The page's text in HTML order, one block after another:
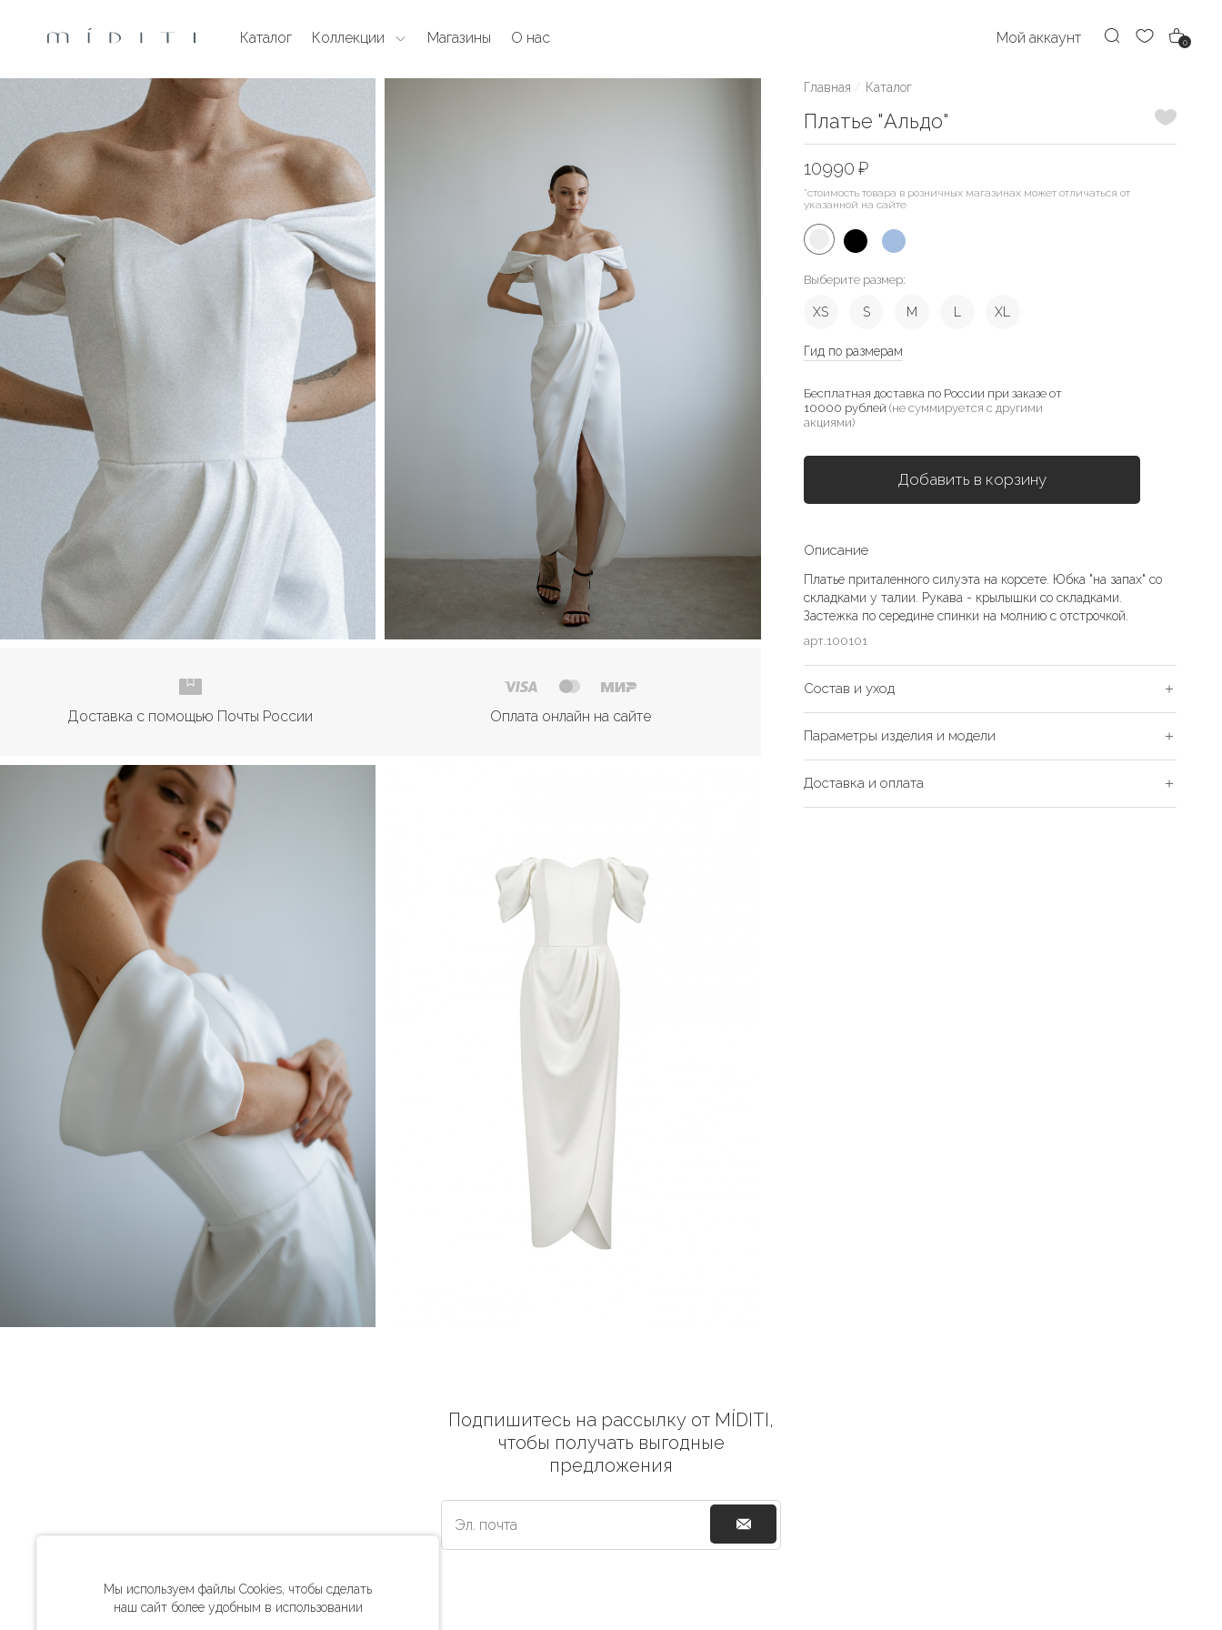
Каталог Коллекции Магазины О нас Мой аккаунт 0
Доставка с помощью Почты России Оплата онлайн на сайте
Главная Каталог
Платье "Альдо"
10990 ₽
*стоимость товара в розничных магазинах может отличаться от
указанной на сайте
Выберите размер:
XS S M L XL
Гид по размерам
Бесплатная доставка по России при заказе от
10000 рублей (не суммируется с другими
акциями)
Добавить в корзину
Описание
Платье приталенного силуэта на корсете. Юбка "на запах" со
складками у талии. Рукава - крылышки со складками.
Застежка по середине спинки на молнию с отстрочкой.
арт.100101
Состав и уход
Параметры изделия и модели
Доставка и оплата
Подпишитесь на рассылку от MÍDITI,
чтобы получать выгодные
предложения
Мы используем файлы Cookies, чтобы сделать
наш сайт более удобным в использовании